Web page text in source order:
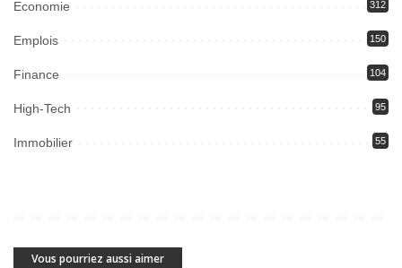
Economie 312
Emplois 150
Finance 104
High-Tech 95
Immobilier 55
Vous pourriez aussi aimer